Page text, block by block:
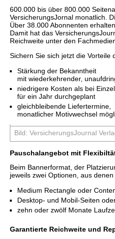
600.000 bis über 800.000
VersicherungsJornal monatlich.
Über 38.000 Abonnenten
Damit hat das
Reichweite unter den
Sichern Sie sich jetzt die Vorteile
Stärkung der Bekanntheit
mit wiederkehrender,
niedrigere Kosten als bei
für ein Jahr durchgeplant
gleichbleibende Liefertermine,
monatlicher Motivwechsel
Bild: VersicherungsJournal
Pauschalangebot mit
Beim Bannerformat, der
jeweils zwei Optionen, aus
Medium Rectangle oder
Desktop- und Mobil-Seiten
zehn oder zwölf Monate
Garantierte Reichweite und